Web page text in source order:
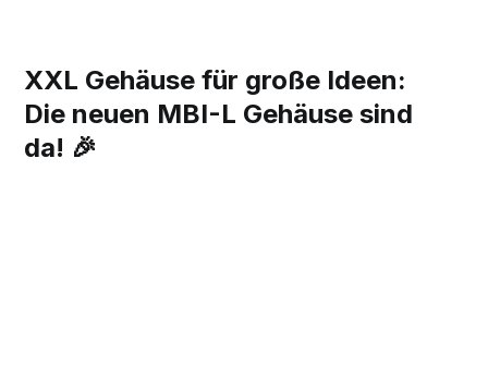
XXL Gehäuse für große Ideen:
Die neuen MBI-L Gehäuse sind
da! 🎉